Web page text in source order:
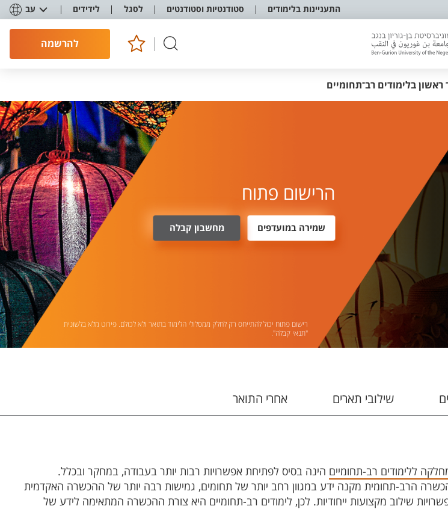
התעניינות בלימודים סטודנטיות וסטודנטים לסגל לידידים עב
להרשמה
ראשון בלימודים רב־תחומיים
הרישום פתוח
שמירה במועדפים מחשבון קבלה
רישום פתוח יכול להתייחס רק לחלק ממסלולי הלימוד בתואר ולא לכולם. פירוט מלא בלשונית
"תנאי קבלה".
שילובי תארים אחרי התואר
ללימודים רב-תחומיים הינה בסיס לפתיחת אפשרויות רבות יותר בעבודה, במחקר ובכלל.
הרב-תחומית מקנה ידע במגוון רחב יותר של תחומים, גמישות רבה יותר של ההכשרה האקדמית
שילוב מקצועות ייחודיות. לכן, לימודים רב-תחומיים היא צורת ההכשרה המתאימה לידע של